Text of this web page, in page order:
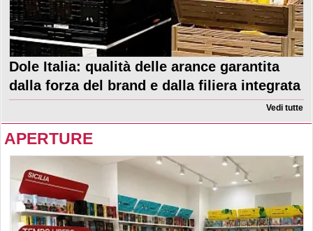
Dole Italia: qualità delle arance garantita
dalla forza del brand e dalla filiera integrata
Vedi tutte
APERTURE